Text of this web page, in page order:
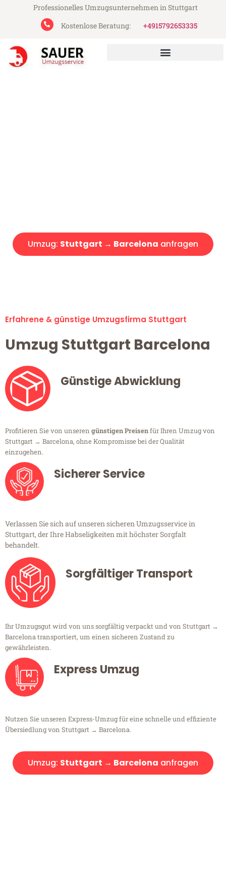
Professionelles Umzugsunternehmen in Stuttgart
Kostenlose Beratung:
+4915792653335
Umzug: Stuttgart → Barcelona anfragen
Erfahrene & günstige Umzugsfirma Stuttgart
Umzug Stuttgart Barcelona
Günstige Abwicklung
Profitieren Sie von unseren günstigen Preisenfür Ihren Umzug von
Stuttgart → Barcelona, ohne Kompromisse bei der Qualität
einzugehen.
Sicherer Service
Verlassen Sie sich auf unseren sicheren Umzugsservice in
Stuttgart, der Ihre Habseligkeiten mit höchster Sorgfalt
behandelt.
Sorgfältiger Transport
Ihr Umzugsgut wird von uns sorgfältig verpackt und von Stuttgart →
Barcelona transportiert, um einen sicheren Zustand zu
gewährleisten.
Express Umzug
Nutzen Sie unseren Express-Umzug für eine schnelle und effiziente
Übersiedlung von Stuttgart → Barcelona.
Umzug: Stuttgart → Barcelona anfragen